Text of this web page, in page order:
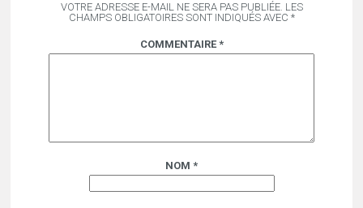
VOTRE ADRESSE E-MAIL NE SERA PAS PUBLIÉE. LES
CHAMPS OBLIGATOIRES SONT INDIQUÉS AVEC *
COMMENTAIRE *
NOM *